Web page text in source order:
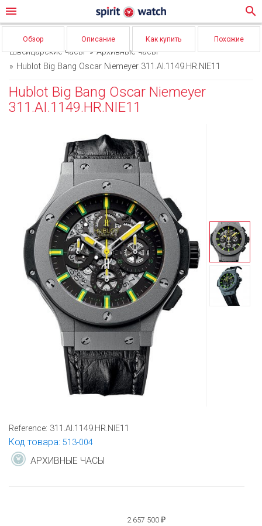
menu search
Обзор Описание Как купить Похожие
Швейцарские часы
Архивные часы
Hublot Big Bang Oscar Niemeyer 311.AI.1149.HR.NIE11
Hublot Big Bang Oscar Niemeyer
311.AI.1149.HR.NIE11
Reference: 311.AI.1149.HR.NIE11
Код товара: 513-004
АРХИВНЫЕ ЧАСЫ
2 657 500 ₽